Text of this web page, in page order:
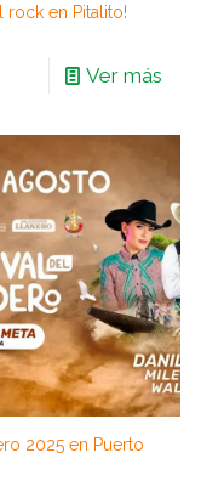
rock en Pitalito!
Ver más
2025 en Puerto